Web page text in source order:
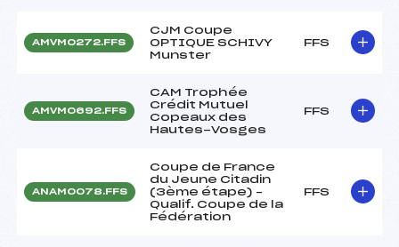
AMVM0272.FFS
CJM Coupe
OPTIQUE SCHIVY
Munster
FFS
AMVM0692.FFS
CAM Trophée
Crédit Mutuel
Copeaux des
Hautes-Vosges
FFS
ANAM0078.FFS
Coupe de France
du Jeune Citadin
(3ème étape) –
Qualif. Coupe de la
Fédération
FFS